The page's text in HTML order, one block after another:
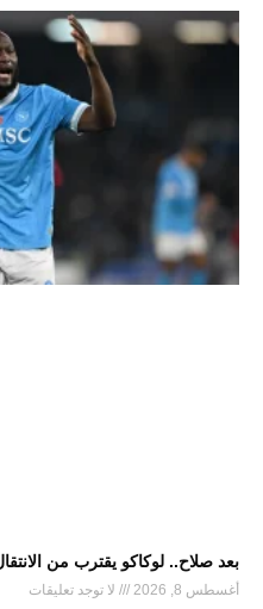
بعد صلاح.. لوكاكو يقترب من
أغسطس 8, 2026 لا توجد تعليقات